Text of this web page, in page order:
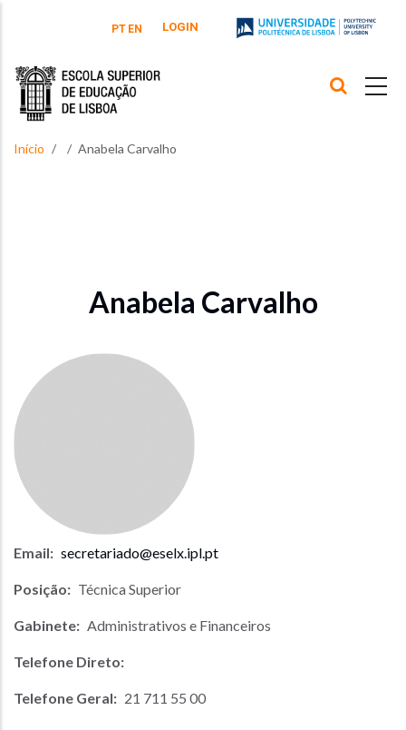
PT EN LOGIN
Início Anabela Carvalho
Anabela Carvalho
Email: secretariado@eselx.ipl.pt
Posição: Técnica Superior
Gabinete: Administrativos e Financeiros
Telefone Direto:
Telefone Geral: 21 711 55 00